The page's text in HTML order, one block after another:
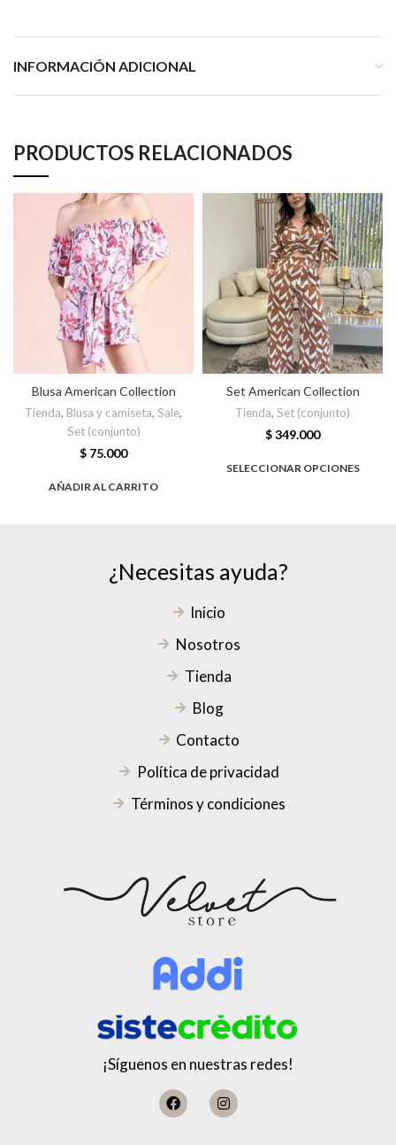
INFORMACIÓN ADICIONAL
PRODUCTOS RELACIONADOS
Blusa American Collection
Tienda, Blusa y camiseta, Sale,
Set (conjunto)
$ 75.000
AÑADIR AL CARRITO
Set American Collection
Tienda, Set (conjunto)
$349.000
SELECCIONAR OPCIONES
¿Necesitas ayuda?
Inicio
Nosotros
Tienda
Blog
Contacto
Política de privacidad
Términos y condiciones
¡Síguenos en nuestras redes!